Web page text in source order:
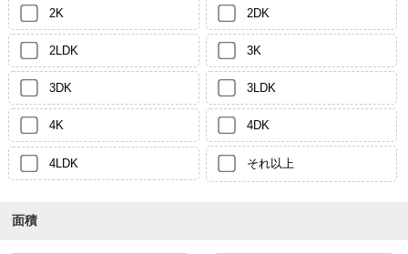
2K 2DK
2LDK 3K
3DK 3LDK
4K 4DK
4LDK それ以上
面積